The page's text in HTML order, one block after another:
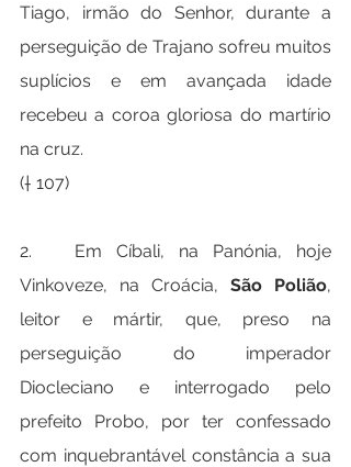
Tiago, irmão do Senhor, durante a
perseguição de Trajano sofreu muitos
suplícios e em avançada idade
recebeu a coroa gloriosa do martírio
na cruz.
(† 107)
2.   Em Cíbali, na Panónia, hoje
Vinkoveze, na Croácia, São Polião,
leitor e mártir, que, preso na
perseguição do imperador
Diocleciano e interrogado pelo
prefeito Probo, por ter confessado
com inquebrantável constância a sua